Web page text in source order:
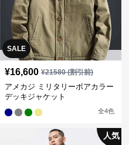
SALE
¥16,600 ¥21580(割引前)
アメカジ ミリタリーボアカラー
デッキジャケット
全4色
人気